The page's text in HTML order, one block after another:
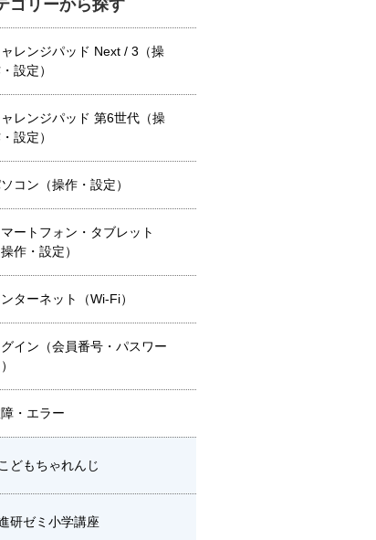
ゴリーから探す
レンジパッド Next / 3（操
設定）
レンジパッド 第6世代（操
設定）
コン（操作・設定）
マートフォン・タブレット
操作・設定）
ターネット（Wi-Fi）
グイン（会員番号・パスワー
・エラー
こどもちゃれんじ
研ゼミ小学講座